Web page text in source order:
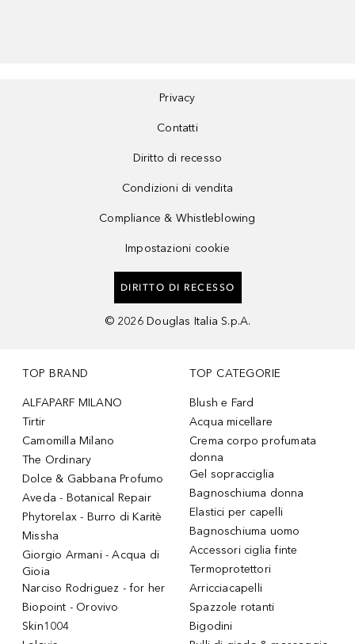
Privacy
Contatti
Diritto di recesso
Condizioni di vendita
Compliance & Whistleblowing
Impostazioni cookie
DIRITTO DI RECESSO
© 2026 Douglas Italia S.p.A.
TOP BRAND
ALFAPARF MILANO
Tirtir
Camomilla Milano
The Ordinary
Dolce & Gabbana Profumo
Aveda - Botanical Repair
Phytorelax - Burro di Karitè
Missha
Giorgio Armani - Acqua di
Gioia
Narciso Rodriguez - for her
Biopoint - Orovivo
Skin1004
TOP CATEGORIE
Blush e Fard
Acqua micellare
Crema corpo profumata
donna
Gel sopracciglia
Bagnoschiuma donna
Elastici per capelli
Bagnoschiuma uomo
Accessori ciglia finte
Termoprotettori
Arricciacapelli
Spazzole rotanti
Bigodini